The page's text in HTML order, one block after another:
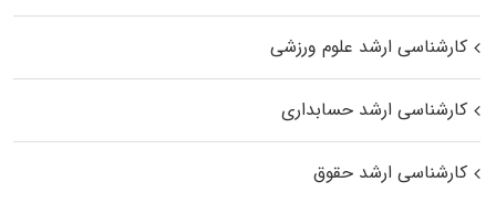
کارشناسی ارشد علوم ورزشی
کارشناسی ارشد حسابداری
کارشناسی ارشد حقوق